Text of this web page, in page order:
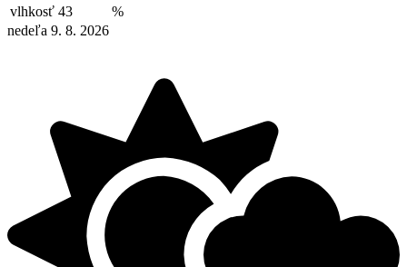
vlhkosť 43
%
nedeľa 9. 8. 2026